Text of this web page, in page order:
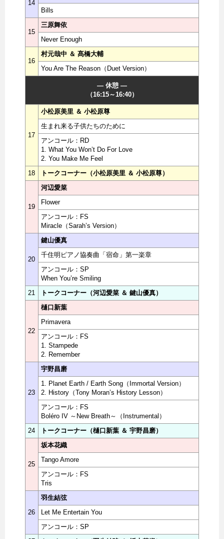
14
Bills
15
三原舞依
Never Enough
16
村元哉中 ＆ 髙橋大輔
You Are The Reason（Duet Version）
― 休憩 ―
（16:15～16:40）
17
小松原美里 ＆ 小松原尊
生まれ来る子供たちのために
アンコール：RD
1. What You Won’t Do For Love
2. You Make Me Feel
18
トークコーナー（小松原美里 ＆ 小松原尊）
19
河辺愛菜
Flower
アンコール：FS
Miracle（Sarah’s Version）
20
鍵山優真
千住明ピアノ協奏曲「宿命」第一楽章
アンコール：SP
When You’re Smiling
21
トークコーナー（河辺愛菜 ＆ 鍵山優真）
22
樋口新葉
Primavera
アンコール：FS
1. Stampede
2. Remember
23
宇野昌磨
1. Planet Earth / Earth Song（Immortal Version）
2. History（Tony Moran’s History Lesson）
アンコール：FS
Boléro IV ～New Breath～（Instrumental）
24
トークコーナー（樋口新葉 ＆ 宇野昌磨）
25
坂本花織
Tango Amore
アンコール：FS
Tris
26
羽生結弦
Let Me Entertain You
アンコール：SP